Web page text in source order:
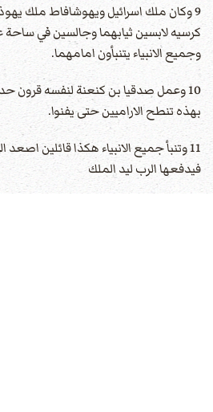
9 وكان ملك اسرائيل ويهوشافاط ملك
كرسيه لابسين ثيابهما وجالسين في
وجميع الانبياء يتنبأون امامهما.
10 وعمل صدقيا بن كنعنة لنفسه قرون
بهذه تنطح الاراميين حتى يفنوا.
11 وتنبأ جميع الانبياء هكذا قائلين
فيدفعها الرب ليد الملك